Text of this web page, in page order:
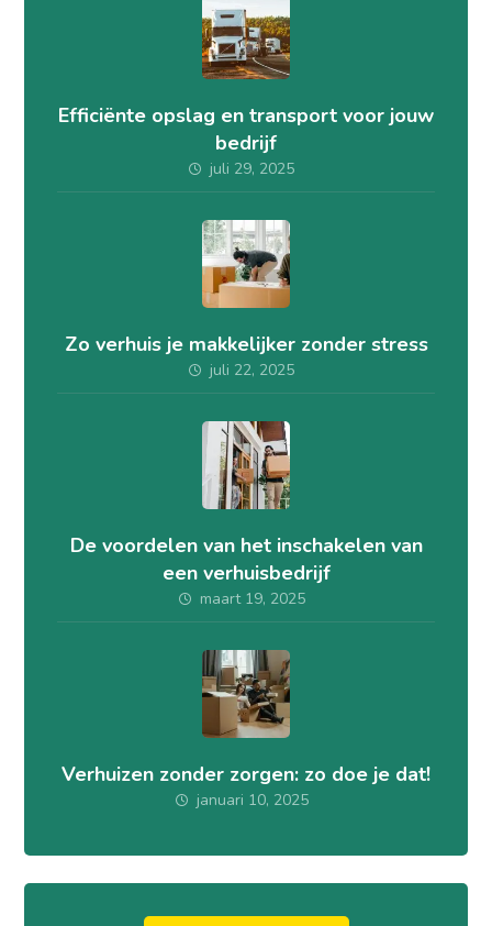
Efficiënte opslag en transport voor jouw
bedrijf
juli 29, 2025
Zo verhuis je makkelijker zonder stress
juli 22, 2025
De voordelen van het inschakelen van
een verhuisbedrijf
maart 19, 2025
Verhuizen zonder zorgen: zo doe je dat!
januari 10, 2025